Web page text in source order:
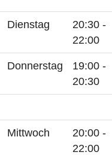
Dienstag
20:30 -
22:00
Donnerstag
19:00 -
20:30
Mittwoch
20:00 -
22:00